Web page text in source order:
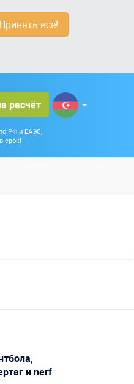
Принять всё!
расчёт
РФ и ЕАЭС,
срок!
и nerf